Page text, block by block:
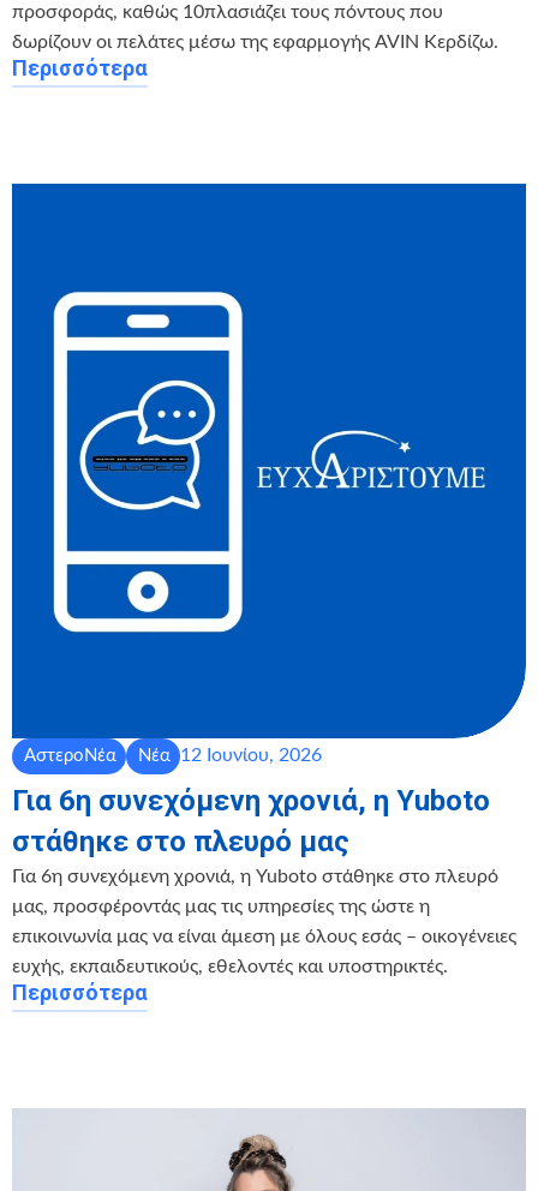
προσφοράς, καθώς 10πλασιάζει τους πόντους που
δωρίζουν οι πελάτες μέσω της εφαρμογής AVIN Κερδίζω.
Περισσότερα
ΑστεροΝέα Νέα 12 Ιουνίου, 2026
Για 6η συνεχόμενη χρονιά, η Yuboto
στάθηκε στο πλευρό μας
Για 6η συνεχόμενη χρονιά, η Yuboto στάθηκε στο πλευρό
μας, προσφέροντάς μας τις υπηρεσίες της ώστε η
επικοινωνία μας να είναι άμεση με όλους εσάς – οικογένειες
ευχής, εκπαιδευτικούς, εθελοντές και υποστηρικτές.
Περισσότερα